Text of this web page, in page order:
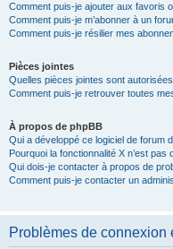
Comment puis-je ajouter aux favoris
Comment puis-je m’abonner à un
Comment puis-je résilier mes
Pièces jointes
Quelles pièces jointes sont
Comment puis-je retrouver toutes
À propos de phpBB
Qui a développé ce logiciel de forum
Pourquoi la fonctionnalité X n’est pas
Qui dois-je contacter à propos de
Comment puis-je contacter un
Problèmes de connexion